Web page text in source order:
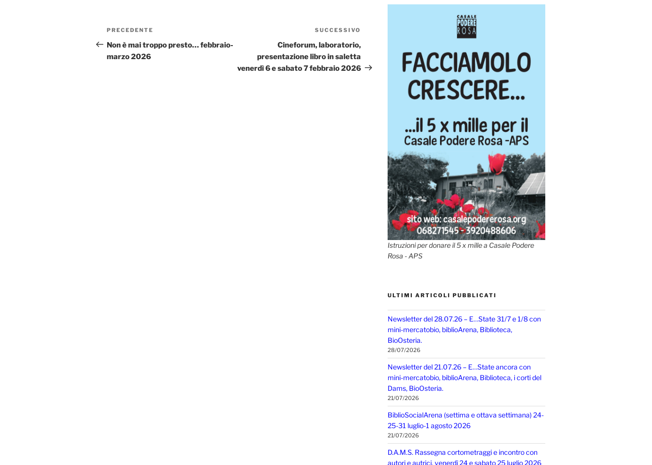
Navigazione
articoli
Articolo
precedente:
PRECEDENTE
Non è mai troppo presto… febbraio-
marzo 2026
SUCCESSIVO
Cineforum, laboratorio,
presentazione libro in saletta
venerdì 6 e sabato 7 febbraio 2026
Istruzioni per donare il 5 x mille a Casale Podere
Rosa - APS
ULTIMI ARTICOLI PUBBLICATI
Newsletter del 28.07.26 – E…State 31/7 e 1/8 con
mini-mercatobio, biblioArena, Biblioteca,
BioOsteria.
28/07/2026
Newsletter del 21.07.26 – E…State ancora con
mini-mercatobio, biblioArena, Biblioteca, i corti del
Dams, BioOsteria.
21/07/2026
BiblioSocialArena (settima e ottava settimana) 24-
25-31 luglio-1 agosto 2026
21/07/2026
D.A.M.S. Rassegna cortometraggi e incontro con
autori e autrici, venerdì 24 e sabato 25 luglio 2026